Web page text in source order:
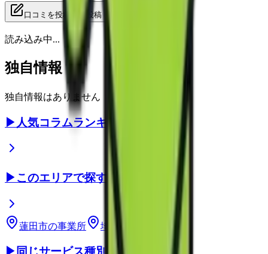
口コミを投稿する 投稿
読み込み中...
独自情報
独自情報はありません
▶ 人気コラムランキング
▶このエリアで探す
蓮田市の事業所 埼玉県